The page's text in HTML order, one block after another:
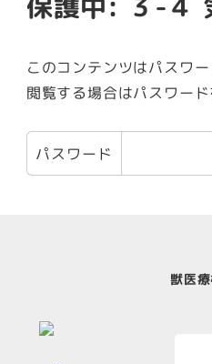
このコンテンツはパスワ
閲覧する場合はパスワード
パスワード
獣医